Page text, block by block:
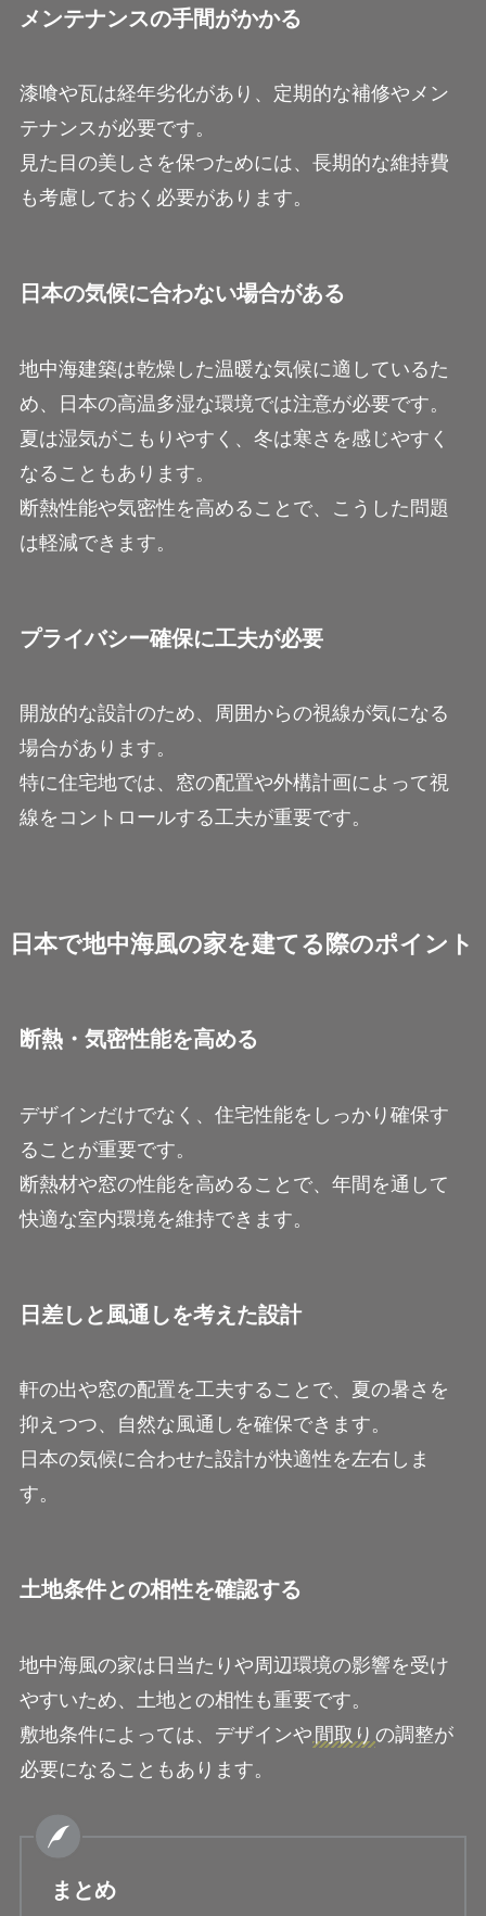
メンテナンスの手間がかかる
漆喰や瓦は経年劣化があり、定期的な補修やメン
テナンスが必要です。
見た目の美しさを保つためには、長期的な維持費
も考慮しておく必要があります。
日本の気候に合わない場合がある
地中海建築は乾燥した温暖な気候に適しているた
め、日本の高温多湿な環境では注意が必要です。
夏は湿気がこもりやすく、冬は寒さを感じやすく
なることもあります。
断熱性能や気密性を高めることで、こうした問題
は軽減できます。
プライバシー確保に工夫が必要
開放的な設計のため、周囲からの視線が気になる
場合があります。
特に住宅地では、窓の配置や外構計画によって視
線をコントロールする工夫が重要です。
日本で地中海風の家を建てる際のポイント
断熱・気密性能を高める
デザインだけでなく、住宅性能をしっかり確保す
ることが重要です。
断熱材や窓の性能を高めることで、年間を通して
快適な室内環境を維持できます。
日差しと風通しを考えた設計
軒の出や窓の配置を工夫することで、夏の暑さを
抑えつつ、自然な風通しを確保できます。
日本の気候に合わせた設計が快適性を左右しま
す。
土地条件との相性を確認する
地中海風の家は日当たりや周辺環境の影響を受け
やすいため、土地との相性も重要です。
敷地条件によっては、デザインや 間取り の調整が
必要になることもあります。
まとめ